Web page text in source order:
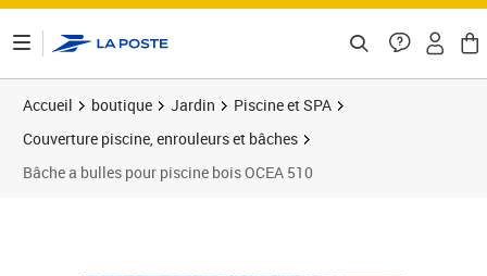
Accueil boutique Jardin
Piscine et SPA
Couverture piscine, enrouleurs et bâches
Bâche a bulles pour piscine bois OCEA 510